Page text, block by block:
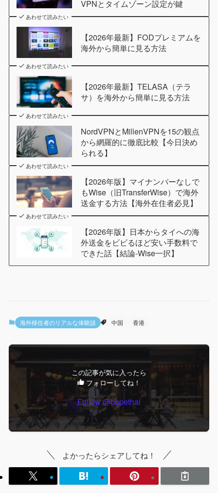
VPNとタイムゾーン設定が鍵
あわせて読みたい
【2026年最新】FODプレミアムを
海外から簡単に見る方法
あわせて読みたい
【2026年最新】TELASA（テラ
サ）を海外から簡単に見る方法
あわせて読みたい
NordVPNとMillenVPNを15の観点
から網羅的に徹底比較【今日決め
られる】
あわせて読みたい
【2026年版】マイナンバーなしで
もWise（旧TransferWise）で海外
送金する方法【海外在住者必見】
あわせて読みたい
【2026年版】日本からタイへの海
外送金をビビるほど安い手数料で
できた話【結論-Wise一択】
海外移住者のリアルな体験談 中国 香港
この記事が気に入ったら
フォローしてね！
Follow @bopethai
よかったらシェアしてね！